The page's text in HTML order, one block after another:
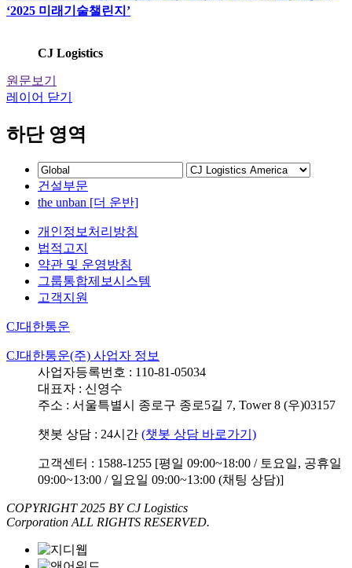
‘2025 미래기술챌린지’
CJ Logistics
원문보기
레이어 닫기
하단 영역
건설부문
the unban [더 운반]
개인정보처리방침
법적고지
약관 및 운영방침
그룹통합제보시스템
고객지원
CJ대한통운
CJ대한통운(주) 사업자 정보
사업자등록번호 : 110-81-05034
대표자 : 신영수
주소 : 서울특별시 종로구 종로5길 7, Tower 8 (우)03157
챗봇 상담 : 24시간 (챗봇 상담 바로가기)
고객센터 : 1588-1255 [평일 09:00~18:00 / 토요일, 공휴일
09:00~13:00 / 일요일 09:00~13:00 (채팅 상담)]
COPYRIGHT 2025 BY CJ Logistics
Corporation ALL RIGHTS RESERVED.